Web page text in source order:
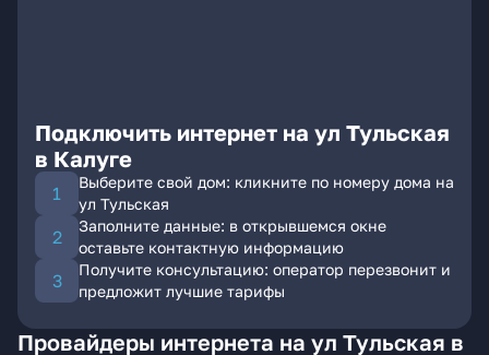
Подключить интернет на ул Тульская
в Калуге
Выберите свой дом: кликните по номеру дома на
ул Тульская
Заполните данные: в открывшемся окне
оставьте контактную информацию
Получите консультацию: оператор перезвонит и
предложит лучшие тарифы
Провайдеры интернета на ул Тульская в